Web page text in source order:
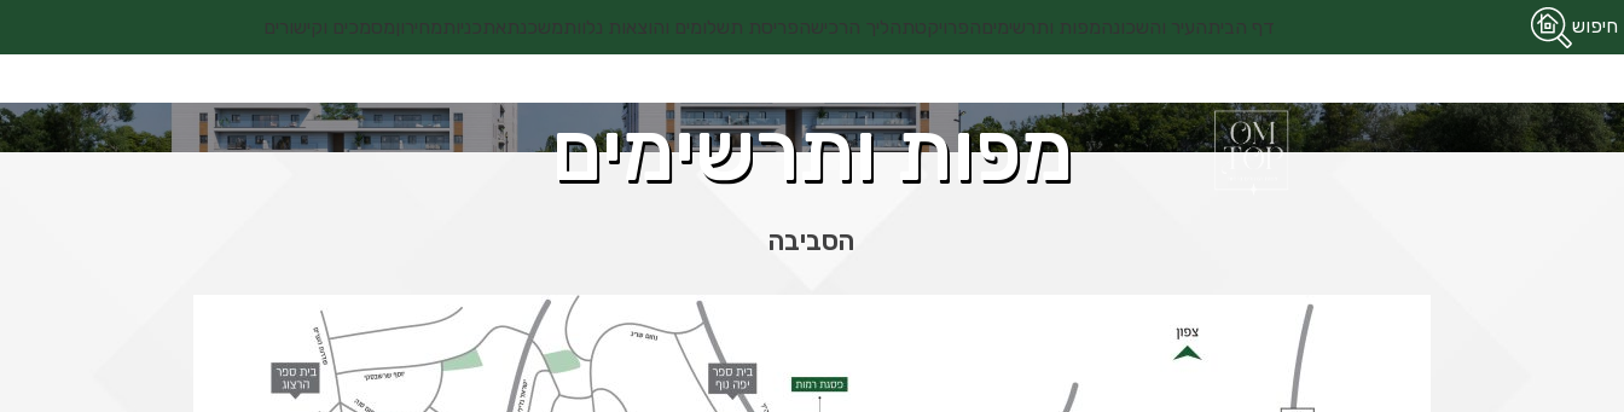
חיפוש דף הביתהעיר והשכונהמפות ותרשימיםהפרויקטתהליך הרכישהפריסת תשלומים והוצאות נלוותמשכנתאתכניותמחירוןמסמכים וקישורים
מפות ותרשימים
הסביבה